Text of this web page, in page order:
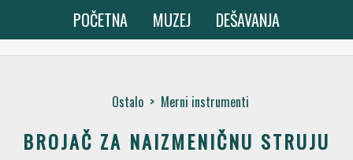
POČETNA MUZEJ DEŠAVANJA
Ostalo > Merni instrumenti
BROJAČ ZA NAIZMENIČNU STRUJU